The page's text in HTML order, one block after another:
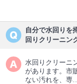
自分で水回りを
回りクリーニン
水回りクリーニ
があります。市
ない汚れを、専